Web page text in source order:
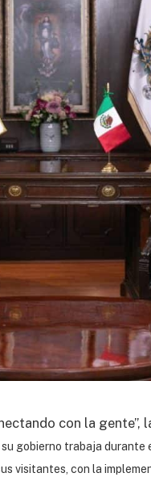
con la gente”,
gobierno trabaja
visitantes, con la